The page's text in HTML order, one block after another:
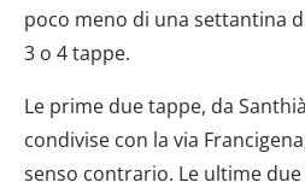
poco meno di una settantina
3 o 4 tappe.
Le prime due tappe, da
condivise con la via
senso contrario. Le ultime